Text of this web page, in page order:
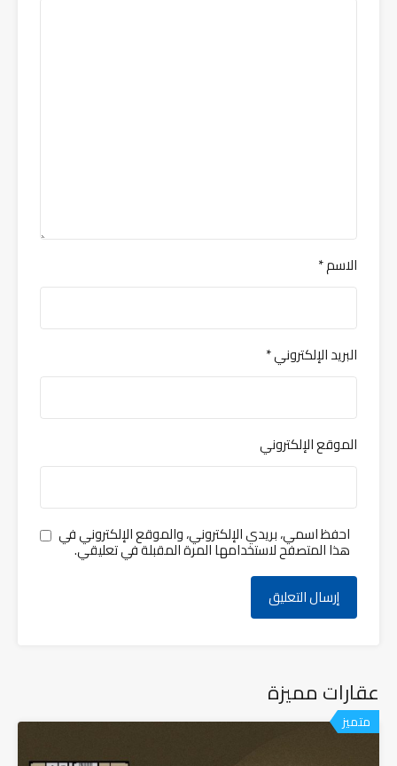
الاسم*
البريد الإلكتروني*
الموقع الإلكتروني
احفظ اسمي، بريدي الإلكتروني، والموقع الإلكتروني في
هذا المتصفح لاستخدامها المرة المقبلة في تعليقي.
عقارات مميزة
متميز